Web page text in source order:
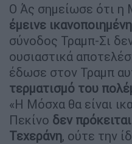
Ο Άς σημείωσε ότι η
έμεινε ικανοποιημένη
σύνοδος Τραμπ-Σι
ουσιαστικά
έδωσε στον Τραμπ
τερματισμό του
«Η Μόσχα θα είναι
Πεκίνο δεν
Τεχεράνη, ούτε την